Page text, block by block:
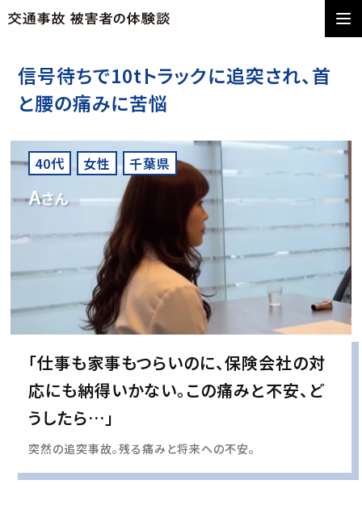
信号待ちで10tトラックに追突され、首
と腰の痛みに苦悩
40代 女性 千葉県
Aさん
「仕事も家事もつらいのに、保険会社の対
応にも納得いかない。この痛みと不安、ど
うしたら…」
突然の追突事故。残る痛みと将来への不安。